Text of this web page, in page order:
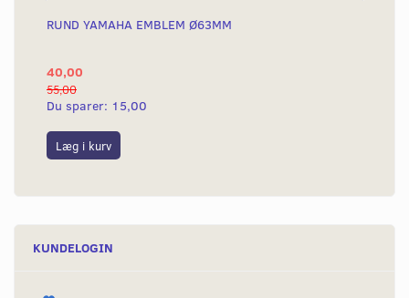
RUND YAMAHA EMBLEM Ø63MM
40,00
55,00
Du sparer: 15,00
Læg i kurv
KUNDELOGIN